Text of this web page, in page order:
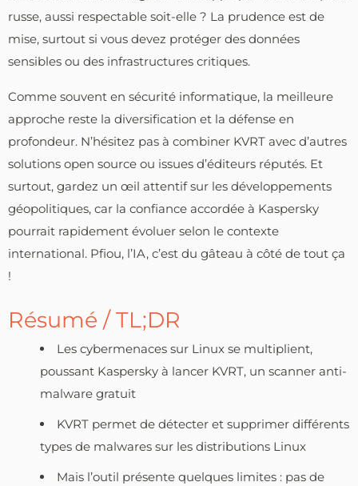
russe, aussi respectable soit-elle ? La prudence est de
mise, surtout si vous devez protéger des données
sensibles ou des infrastructures critiques.
Comme souvent en sécurité informatique, la meilleure
approche reste la diversification et la défense en
profondeur. N’hésitez pas à combiner KVRT avec d’autres
solutions open source ou issues d’éditeurs réputés. Et
surtout, gardez un œil attentif sur les développements
géopolitiques, car la confiance accordée à Kaspersky
pourrait rapidement évoluer selon le contexte
international. Pfiou, l’IA, c’est du gâteau à côté de tout ça
!
Résumé / TL;DR
Les cybermenaces sur Linux se multiplient,
poussant Kaspersky à lancer KVRT, un scanner anti-
malware gratuit
KVRT permet de détecter et supprimer différents
types de malwares sur les distributions Linux
Mais l’outil présente quelques limites : pas de